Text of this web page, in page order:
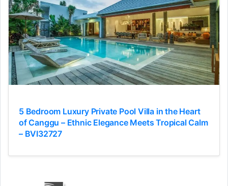
5 Bedroom Luxury Private Pool Villa in the Heart
of Canggu – Ethnic Elegance Meets Tropical Calm
– BVI32727